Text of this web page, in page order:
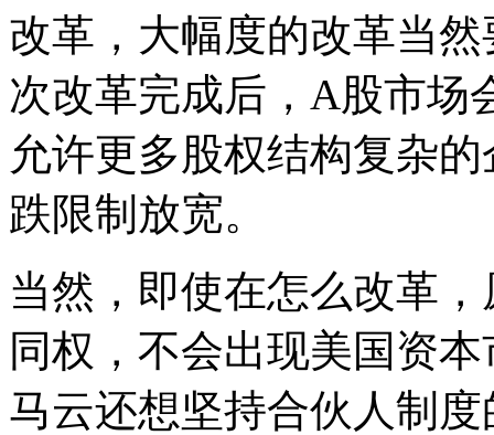
改革，大幅度的改革当
次改革完成后，A股市场
允许更多股权结构复杂
跌限制放宽。
当然，即使在怎么改革
同权，不会出现美国资
马云还想坚持合伙人制